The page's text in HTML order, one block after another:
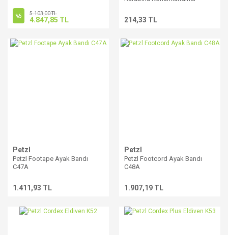
%5 5.103,00 TL
4.847,85 TL 214,33 TL
Petzl
Petzl Footape Ayak Bandı
C47A
1.411,93 TL
Petzl
Petzl Footcord Ayak Bandı
C48A
1.907,19 TL